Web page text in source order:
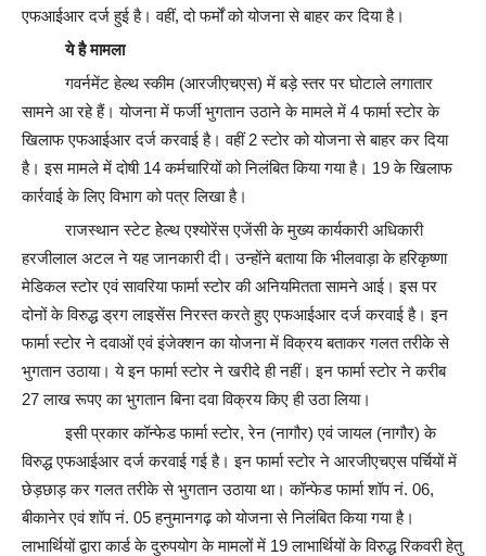
एफआईआर दर्ज हुई है। वहीं, दो फर्मों को योजना से बाहर कर दिया है।
ये है मामला
गवर्नमेंट हेल्थ स्कीम (आरजीएचएस) में बड़े स्तर पर घोटाले लगातार
सामने आ रहे हैं। योजना में फर्जी भुगतान उठाने के मामले में 4 फार्मा स्टोर के
खिलाफ एफआईआर दर्ज करवाई है। वहीं 2 स्टोर को योजना से बाहर कर दिया
है। इस मामले में दोषी 14 कर्मचारियों को निलंबित किया गया है। 19 के खिलाफ
कार्रवाई के लिए विभाग को पत्र लिखा है।
राजस्थान स्टेट हेेल्थ एश्योरेंस एजेंसी के मुख्य कार्यकारी अधिकारी
हरजीलाल अटल ने यह जानकारी दी। उन्होंने बताया कि भीलवाड़ा के हरिकृष्णा
मेडिकल स्टोर एवं सावरिया फार्मा स्टोर की अनियमितता सामने आई। इस पर
दोनों के विरुद्ध ड्रग लाइसेंस निरस्त करते हुए एफआईआर दर्ज करवाई है। इन
फार्मा स्टोर ने दवाओं एवं इंजेक्शन का योजना में विक्रय बताकर गलत तरीके से
भुगतान उठाया। ये इन फार्मा स्टोर ने खरीदे ही नहीं। इन फार्मा स्टोर ने करीब
27 लाख रूपए का भुगतान बिना दवा विक्रय किए ही उठा लिया।
इसी प्रकार कॉन्फेड फार्मा स्टोर, रेन (नागौर) एवं जायल (नागौर) के
विरुद्ध एफआईआर दर्ज करवाई गई है। इन फार्मा स्टोर ने आरजीएचएस पर्चियों में
छेड़छाड़ कर गलत तरीके से भुगतान उठाया था। कॉन्फेड फार्मा शॉप नं. 06,
बीकानेर एवं शॉप नं. 05 हनुमानगढ़ को योजना से निलंबित किया गया है।
लाभार्थियों द्वारा कार्ड के दुरुपयोग के मामलों में 19 लाभार्थियों के विरुद्ध रिकवरी हेतु